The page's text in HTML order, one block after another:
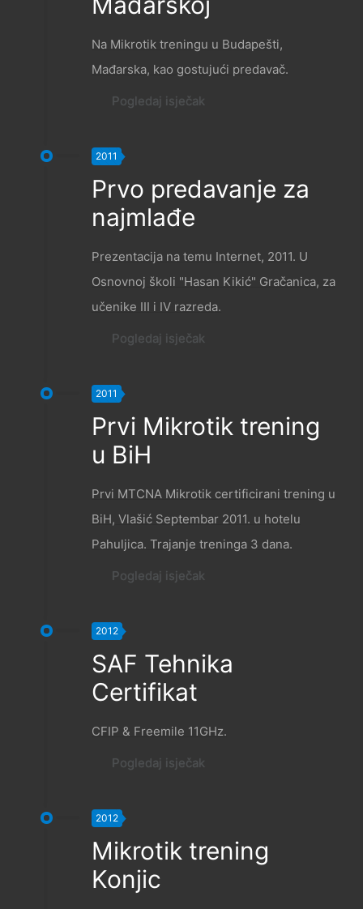
Na Mikrotik treningu u Budapešti,
Mađarska, kao gostujući predavač.
Pogledaj isječak
2011
Prvo predavanje za
najmlađe
Prezentacija na temu Internet, 2011. U
Osnovnoj školi "Hasan Kikić" Gračanica, za
učenike III i IV razreda.
Pogledaj isječak
2011
Prvi Mikrotik trening
u BiH
Prvi MTCNA Mikrotik certificirani trening u
BiH, Vlašić Septembar 2011. u hotelu
Pahuljica. Trajanje treninga 3 dana.
Pogledaj isječak
2012
SAF Tehnika
Certifikat
CFIP & Freemile 11GHz.
Pogledaj isječak
2012
Mikrotik trening
Konjic